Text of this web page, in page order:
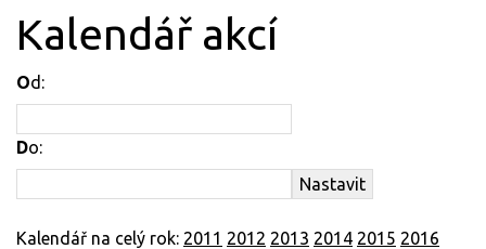
Kalendář akcí
Od:
Do:
Kalendář na celý rok: 2011 2012 2013 2014 2015 2016